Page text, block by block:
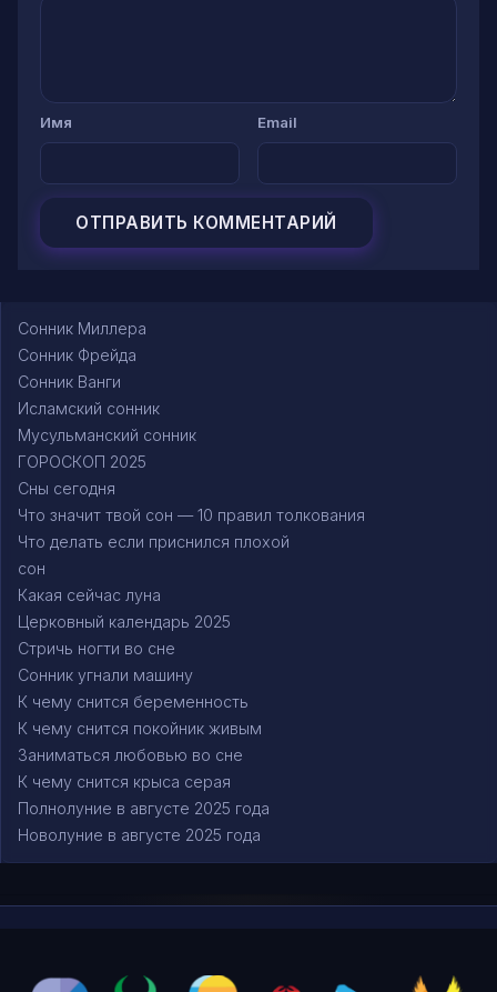
Имя Email
Сонник Миллера
Сонник Фрейда
Сонник Ванги
Исламский сонник
Мусульманский сонник
ГОРОСКОП 2025
Сны сегодня
Что значит твой сон — 10 правил толкования
Что делать если приснился плохой
сон
Какая сейчас луна
Церковный календарь 2025
Стричь ногти во сне
Сонник угнали машину
К чему снится беременность
К чему снится покойник живым
Заниматься любовью во сне
К чему снится крыса серая
Полнолуние в августе 2025 года
Новолуние в августе 2025 года